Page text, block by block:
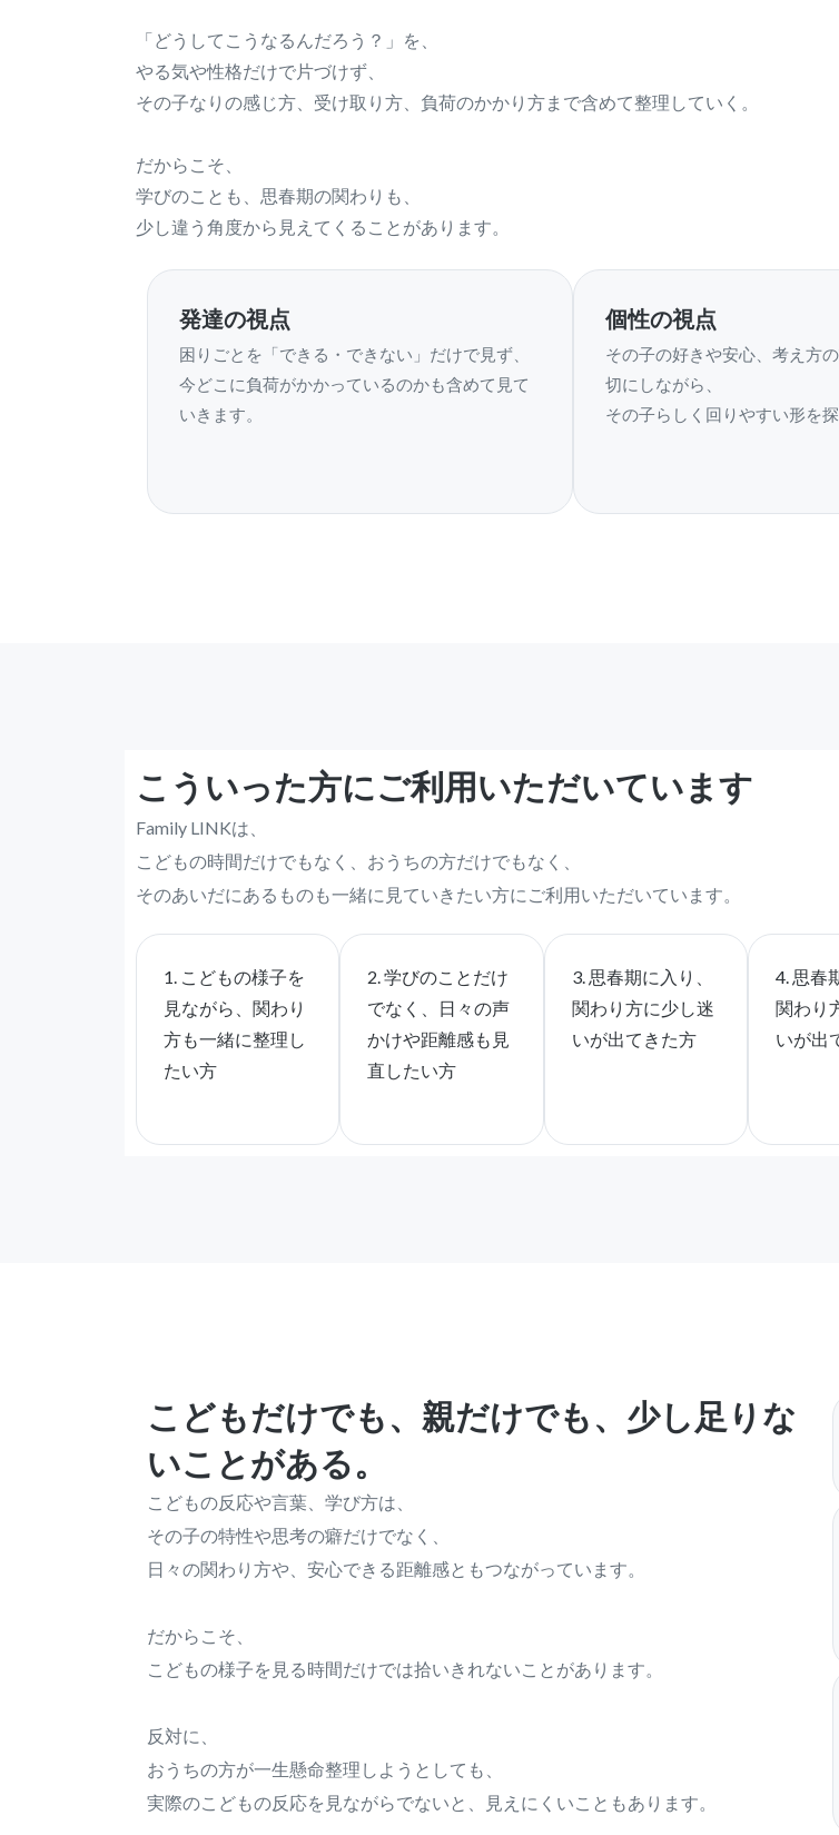
「どうしてこうなるんだろう？」を、
やる気や性格だけで片づけず、
その子なりの感じ方、受け取り方、負荷のかかり方まで含めて整理していく。
だからこそ、
学びのことも、思春期の関わりも、
少し違う角度から見えてくることがあります。
発達の視点
困りごとを「できる・できない」だけで見ず、
今どこに負荷がかかっているのかも含めて見て
いきます。
個性の視点
その子の好きや安心、考え方
切にしながら、
その子らしく回りやすい形を探
こういった方にご利用いただいています
Family LINKは、
こどもの時間だけでもなく、おうちの方だけでもなく、
そのあいだにあるものも一緒に見ていきたい方にご利用いただいています。
こどもの様子を
見ながら、関わり
方も一緒に整理し
たい方
2. 学びのことだけ
でなく、日々の声
かけや距離感も見
直したい方
3. 思春期に入り、
関わり方に少し迷
いが出てきた方
4. 思春
関わり
いが出
こどもだけでも、親だけでも、少し足りな
いことがある。
こどもの反応や言葉、学び方は、
その子の特性や思考の癖だけでなく、
日々の関わり方や、安心できる距離感ともつながっています。
だからこそ、
こどもの様子を見る時間だけでは拾いきれないことがあります。
反対に、
おうちの方が一生懸命整理しようとしても、
実際のこどもの反応を見ながらでないと、見えにくいこともあります。